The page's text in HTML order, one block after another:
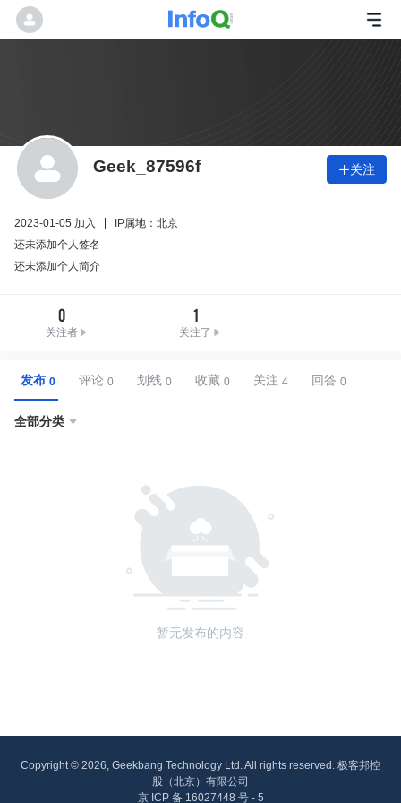
Geek_87596f 关注
2023-01-05 加入
IP属地：北京
还未添加个人签名
还未添加个人简介
0
关注者
1
关注了
发布 评论 划线 收藏 关注 回答
全部分类 
暂无发布的内容
Copyright © 2026, Geekbang Technology Ltd. All rights reserved. 极客邦控
股（北京）有限公司
京 ICP 备 16027448 号 - 5